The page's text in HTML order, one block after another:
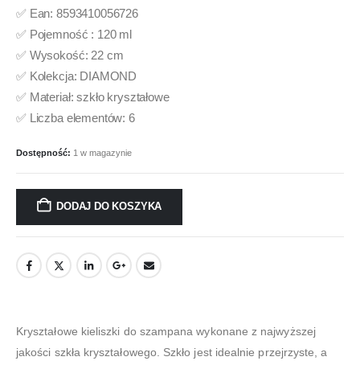
✅ Ean: 8593410056726
✅ Pojemność : 120 ml
✅ Wysokość: 22 cm
✅ Kolekcja: DIAMOND
✅ Materiał: szkło kryształowe
✅ Liczba elementów: 6
Dostępność: 1 w magazynie
DODAJ DO KOSZYKA
Kryształowe kieliszki do szampana wykonane z najwyższej
jakości szkła kryształowego. Szkło jest idealnie przejrzyste, a